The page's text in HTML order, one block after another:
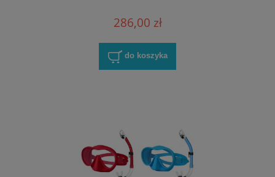
286,00 zł
do koszyka